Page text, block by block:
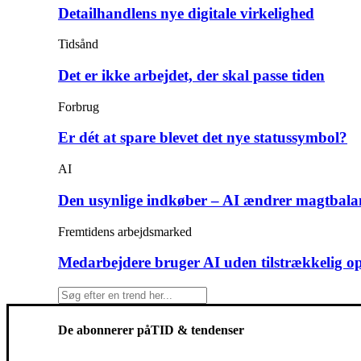
Detailhandlens nye digitale virkelighed
Tidsånd
Det er ikke arbejdet, der skal passe tiden
Forbrug
Er dét at spare blevet det nye statussymbol?
AI
Den usynlige indkøber – AI ændrer
Fremtidens arbejdsmarked
Medarbejdere bruger AI uden tilstrækkelig
De abonnerer påTID & tendenser